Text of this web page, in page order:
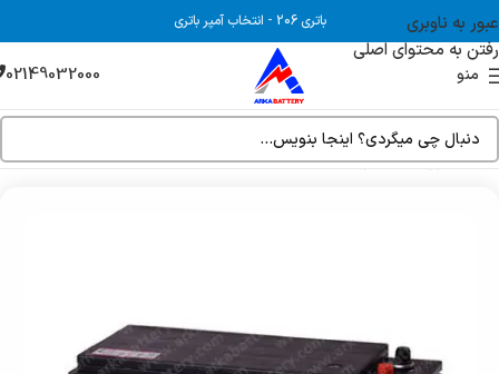
عبور به ناوبری
رفتن به محتوای اصلی
باتری 206 - انتخاب آمپر باتری
منو 02149032000
خانه فروشگاه باتری ماشین